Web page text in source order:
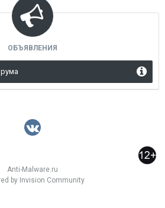
ОБЪЯВЛЕНИЯ
Anti-Malware.ru
by Invision Community